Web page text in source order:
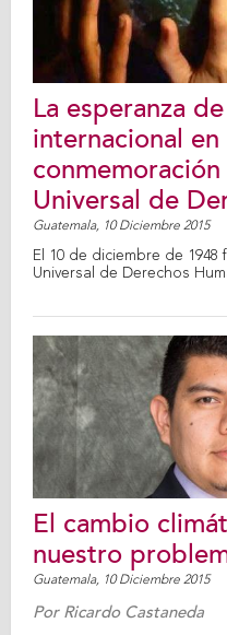
La esperanza
internacional en
Universal de
Guatemala, 10 Diciembre 2015
El 10 de diciembre de
Universal de Derechos
El cambio
nuestro
Guatemala, 10 Diciembre 2015
Por Ricardo Castaneda